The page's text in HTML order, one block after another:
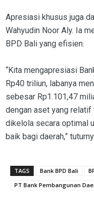
Apresiasi khusus juga
Wahyudin Noor Aly. Ia
BPD Bali yang efisien.
“Kita mengapresiasi
Rp40 triliun, labanya
sebesar Rp1.101,47
dengan aset yang
dikelola secara optimal
baik bagi daerah,”
TAGS Bank BPD Bali
PT Bank Pembangunan